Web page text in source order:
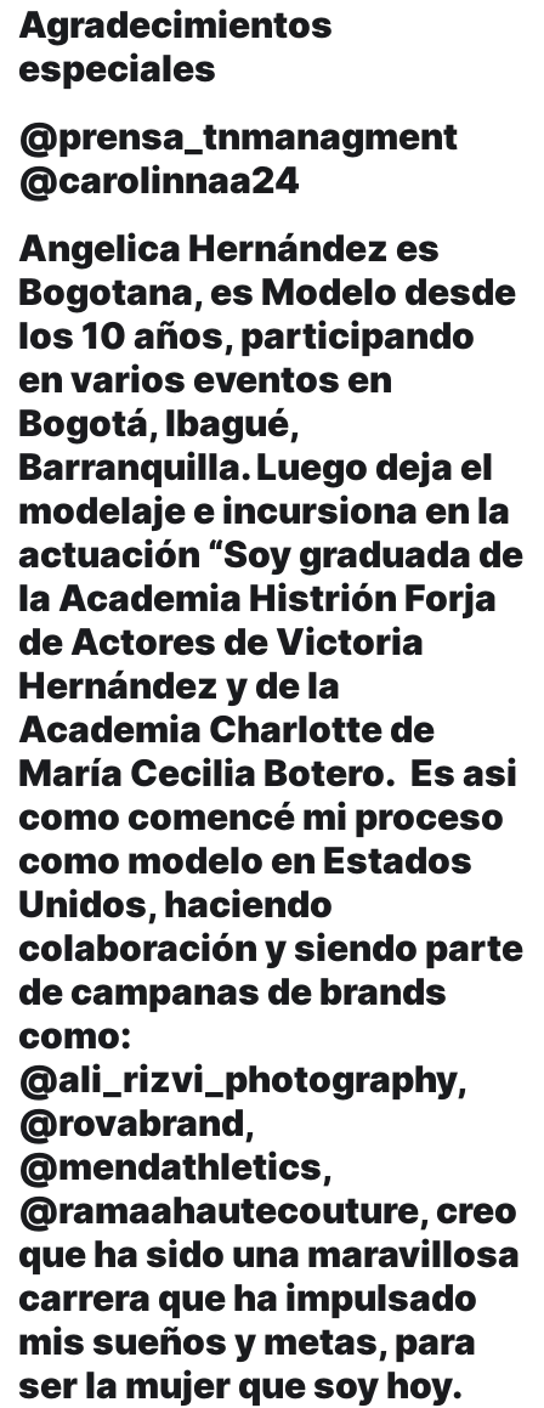
Agradecimientos
especiales
@prensa_tnmanagment
@carolinnaa24
Angelica Hernández es
Bogotana, es Modelo desde
los 10 años, participando
en varios eventos en
Bogotá, Ibagué,
Barranquilla. Luego deja el
modelaje e incursiona en la
actuación “Soy graduada de
la Academia Histrión Forja
de Actores de Victoria
Hernández y de la
Academia Charlotte de
María Cecilia Botero. Es asi
como comencé mi proceso
como modelo en Estados
Unidos, haciendo
colaboración y siendo parte
de campanas de brands
como:
@ali_rizvi_photography,
@rovabrand,
@mendathletics,
@ramaahautecouture, creo
que ha sido una maravillosa
carrera que ha impulsado
mis sueños y metas, para
ser la mujer que soy hoy.